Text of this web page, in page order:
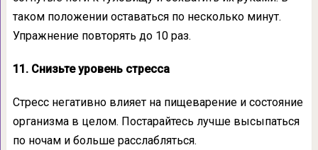
таком положении оставаться по несколько минут.
Упражнение повторять до 10 раз.
11. Снизьте уровень стресса
Стресс негативно влияет на пищеварение и состояние
организма в целом. Постарайтесь лучше высыпаться
по ночам и больше расслабляться.